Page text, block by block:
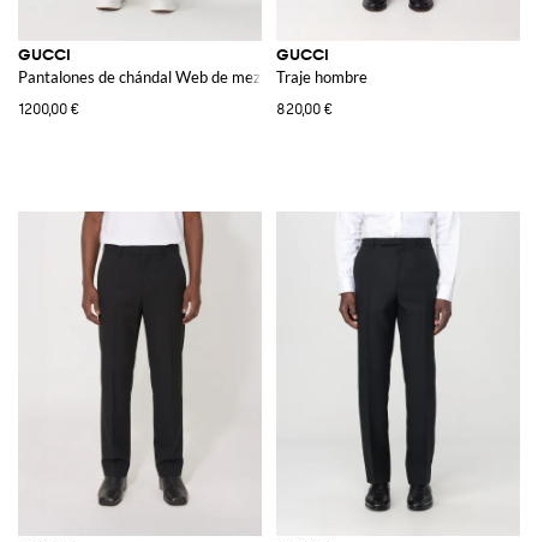
GUCCI
Pantalones de chándal Web de mezcla de algodón
1200,00 €
GUCCI
Traje hombre
820,00 €